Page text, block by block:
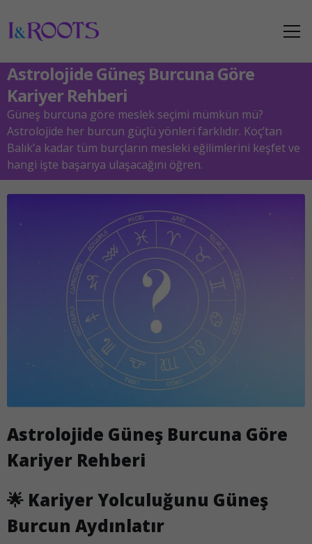
Astrolojide Güneş Burcuna Göre
Kariyer Rehberi
Güneş burcuna göre meslek seçimi mümkün mü?
Astrolojide her burcun güçlü yönleri farklıdır. Koç’tan
Balık’a kadar tüm burçların mesleki eğilimlerini keşfet ve
hangi işte başarıya ulaşacağını öğren.
Astrolojide Güneş Burcuna Göre
Kariyer Rehberi
🌟 Kariyer Yolculuğunu Güneş
Burcun Aydınlatır